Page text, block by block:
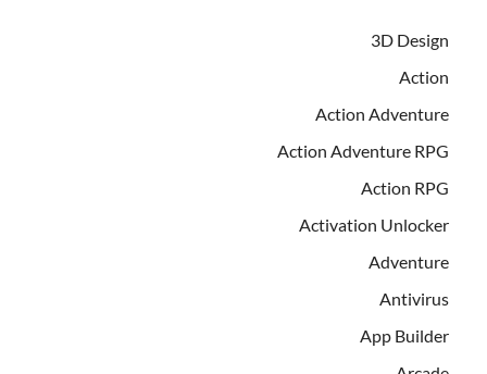
3D Design
Action
Action Adventure
Action Adventure RPG
Action RPG
Activation Unlocker
Adventure
Antivirus
App Builder